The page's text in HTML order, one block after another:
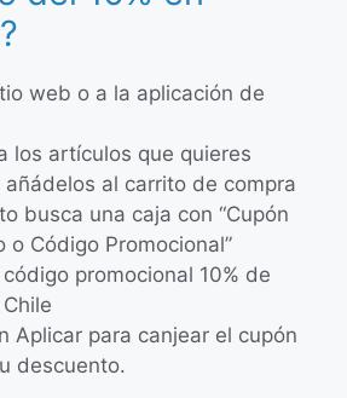
web o a la aplicación de
los artículos que quieres
añádelos al carrito de compra
busca una caja con “Cupón
o Código Promocional”
promocional 10% de
Aplicar para canjear el cupón
descuento.